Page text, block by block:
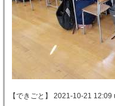
【できごと】 2021-10-21